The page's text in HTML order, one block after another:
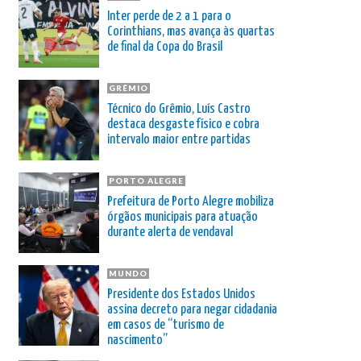
Inter perde de 2 a 1 para o
Corinthians, mas avança às quartas
de final da Copa do Brasil
GRÊMIO
Técnico do Grêmio, Luís Castro
destaca desgaste físico e cobra
intervalo maior entre partidas
PORTO ALEGRE
Prefeitura de Porto Alegre mobiliza
órgãos municipais para atuação
durante alerta de vendaval
MUNDO
Presidente dos Estados Unidos
assina decreto para negar cidadania
em casos de “turismo de
nascimento”